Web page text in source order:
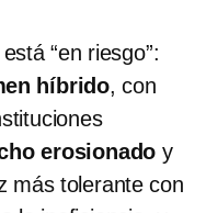
“en riesgo”:
híbrido, con
erosionado y
más tolerante con